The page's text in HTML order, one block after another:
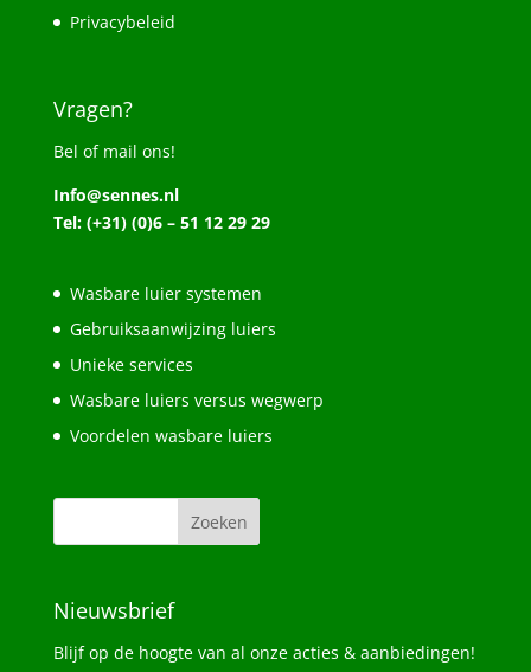
Privacybeleid
Vragen?
Bel of mail ons!
Info@sennes.nl
Tel: (+31) (0)6 – 51 12 29 29
Wasbare luier systemen
Gebruiksaanwijzing luiers
Unieke services
Wasbare luiers versus wegwerp
Voordelen wasbare luiers
Nieuwsbrief
Blijf op de hoogte van al onze acties & aanbiedingen!